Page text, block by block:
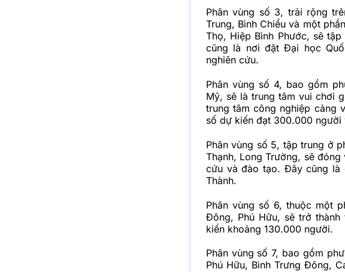
Phân vùng số 3, trải rộng
Trung, Bình Chiểu và một
Thọ, Hiệp Bình Phước, sẽ
cũng là nơi đặt Đại học
nghiên cứu.
Phân vùng số 4, bao gồm
Mỹ, sẽ là trung tâm vui chơi
trung tâm công nghiệp cảng
số dự kiến đạt 300.000 người
Phân vùng số 5, tập trung ở
Thạnh, Long Trường, sẽ
cứu và đào tạo. Đây cũng là
Thành.
Phân vùng số 6, thuộc một
Đông, Phú Hữu, sẽ trở
kiến khoảng 130.000 người.
Phân vùng số 7, bao gồm
Phú Hữu, Bình Trưng Đông,